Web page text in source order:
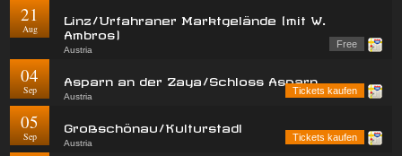
21
Aug
Linz/Urfahraner Marktgelände (mit W.
Ambros)
Austria
Free
04
Sep
Asparn an der Zaya/Schloss Asparn
Austria
Tickets kaufen
05
Sep
Großschönau/Kulturstadl
Austria
Tickets kaufen